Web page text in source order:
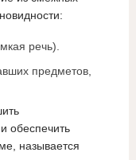
речь).
предметов,
обеспечить
называется